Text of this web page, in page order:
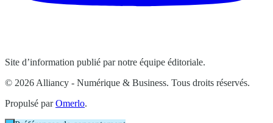
Site d’information publié par notre équipe éditoriale.
© 2026 Alliancy - Numérique & Business. Tous droits réservés.
Propulsé parOmerlo.